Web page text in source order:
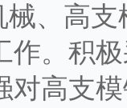
、高
作。积
对高支